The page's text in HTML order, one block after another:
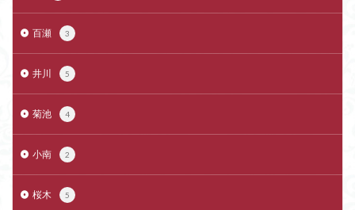
百瀬 3
井川 5
菊池 4
小南 2
桜木 5